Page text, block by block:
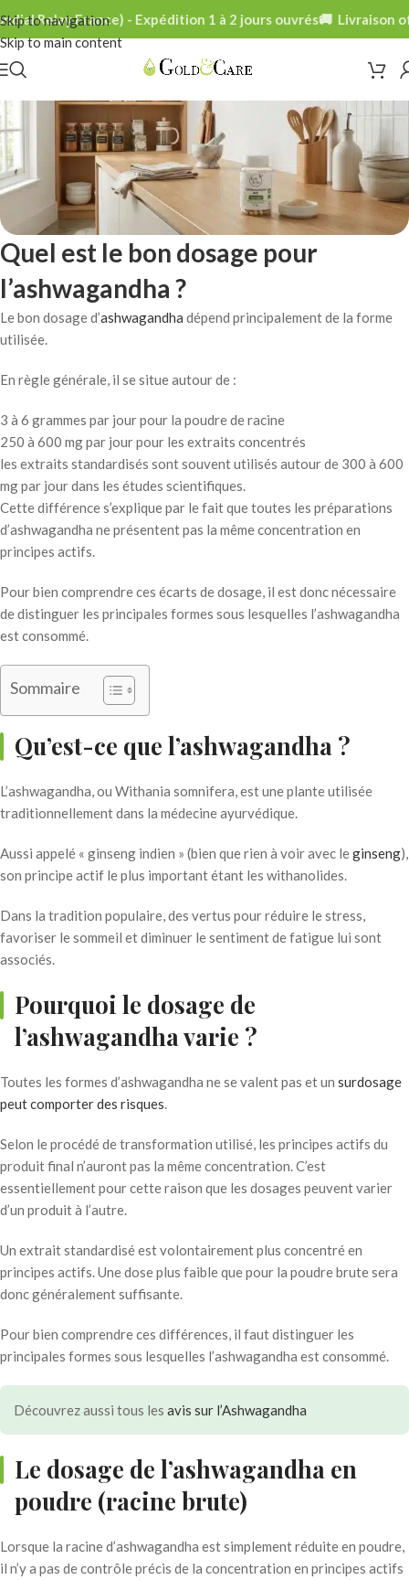
Skip to navigation
Skip to main content
Relay France) - Expédition 1 à 2 jours ouvrés🚚 Livraison
Quel est le bon dosage pour
l’ashwagandha ?
Le bon dosage d’ashwagandha dépend principalement de la forme
utilisée.
En règle générale, il se situe autour de :
3 à 6 grammes par jour pour la poudre de racine
250 à 600 mg par jour pour les extraits concentrés
les extraits standardisés sont souvent utilisés autour de 300 à 600
mg par jour dans les études scientifiques.
Cette différence s’explique par le fait que toutes les préparations
d’ashwagandha ne présentent pas la même concentration en
principes actifs.
Pour bien comprendre ces écarts de dosage, il est donc nécessaire
de distinguer les principales formes sous lesquelles l’ashwagandha
est consommé.
Sommaire
Qu’est-ce que l’ashwagandha ?
L’ashwagandha, ou Withania somnifera, est une plante utilisée
traditionnellement dans la médecine ayurvédique.
Aussi appelé « ginseng indien » (bien que rien à voir avec leginseng),
son principe actif le plus important étant les withanolides.
Dans la tradition populaire, des vertus pour réduire le stress,
favoriser le sommeil et diminuer le sentiment de fatigue lui sont
associés.
Pourquoi le dosage de
l’ashwagandha varie ?
Toutes les formes d’ashwagandha ne se valent pas et un surdosage
peut comporter des risques
Selon le procédé de transformation utilisé, les principes actifs du
produit final n’auront pas la même concentration. C’est
essentiellement pour cette raison que les dosages peuvent varier
d’un produit à l’autre.
Un extrait standardisé est volontairement plus concentré en
principes actifs. Une dose plus faible que pour la poudre brute sera
donc généralement suffisante.
Pour bien comprendre ces différences, il faut distinguer les
principales formes sous lesquelles l’ashwagandha est consommé.
Découvrez aussi tous les avis sur l’Ashwagandha
Le dosage de l’ashwagandha en
poudre (racine brute)
Lorsque la racine d’ashwagandha est simplement réduite en poudre,
il n’y a pas de contrôle précis de la concentration en principes actifs